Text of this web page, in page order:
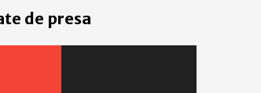
de presa